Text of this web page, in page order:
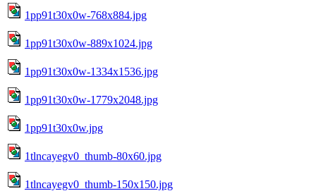
1pp91t30x0w-768x884.jpg
1pp91t30x0w-889x1024.jpg
1pp91t30x0w-1334x1536.jpg
1pp91t30x0w-1779x2048.jpg
1pp91t30x0w.jpg
1tlncayegv0_thumb-80x60.jpg
1tlncayegv0_thumb-150x150.jpg